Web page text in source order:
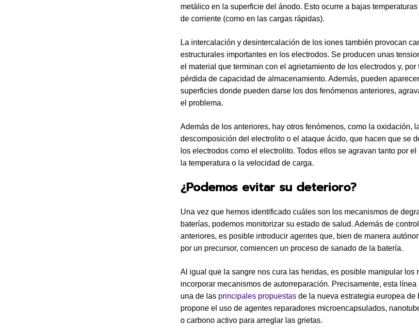
metálico en la superficie del ánodo. Esto ocurre a bajas
de corriente (como en las cargas rápidas).
La intercalación y desintercalación de los iones también provocan
estructurales importantes en los electrodos. Se producen unas
el material que terminan con el agrietamiento de los electrodos y, por
pérdida de capacidad de almacenamiento. Además, pueden
superficies donde pueden darse los dos fenómenos anteriores,
el problema.
Además de los anteriores, hay otros fenómenos, como la oxidación,
descomposición del electrolito o el ataque ácido, que hacen que se
los electrodos como el electrolito. Todos ellos se agravan tanto por
la temperatura o la velocidad de carga.
¿Podemos evitar su deterioro?
Una vez que hemos identificado cuáles son los mecanismos de
baterías, podemos monitorizar su estado de salud. Además de
anteriores, es posible introducir agentes que, bien de manera
por un precursor, comiencen un proceso de sanado de la batería.
Al igual que la sangre nos cura las heridas, es posible manipular los
incorporar mecanismos de autorreparación. Precisamente, esta línea
una de las principales propuestas de la nueva estrategia europea de
propone el uso de agentes reparadores microencapsulados,
o carbono activo para arreglar las grietas.